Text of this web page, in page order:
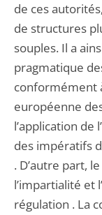
de ces
de structures
souples. Il a
pragmatique
conformément
européenne
l’application de
des impératifs
. D’autre part,
l’impartialité et
régulation . La